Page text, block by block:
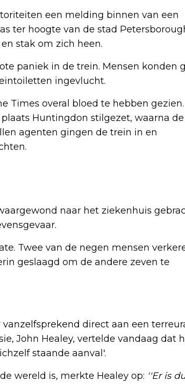
een melding binnen van een
ter hoogte van de stad
stak om zich heen.
paniek in de trein. Mensen konden
ingevlucht.
Times overal bloed te hebben gezien.
Huntingdon stilgezet, waarna de
agenten gingen de trein in en
naar het ziekenhuis
Twee van de negen mensen
geslaagd om de andere zeven te
direct aan een
John Healey, vertelde vandaag dat
staande aanval'.
wereld is, merkte Healey op: ''Er is